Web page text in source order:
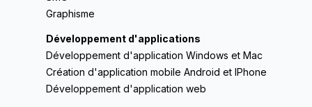
Graphisme
Développement d'applications
Développement d'application Windows et Mac
Création d'application mobile Android et IPhone
Développement d'application web